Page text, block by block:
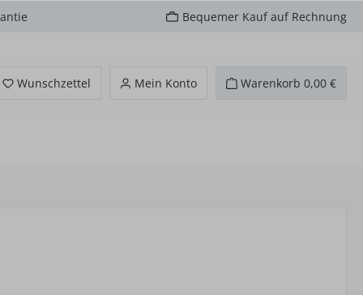
Bequemer Kauf auf Rechnung
Wunschzettel Du hast 0 Produkte auf dem Merkzettel
Mein Konto Warenkorb 0,00 €